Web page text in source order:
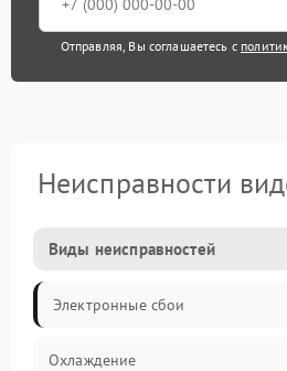
Отправляя, Вы соглашаетесь с
Неисправности
Виды неисправностей
Электронные сбои
Охлаждение